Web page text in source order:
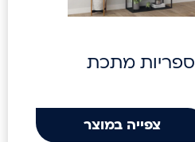
ספריות מתכת
צפייה במוצר